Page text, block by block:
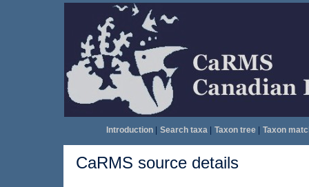
Introduction| Search taxa| Taxon tree| Taxon
CaRMS source details